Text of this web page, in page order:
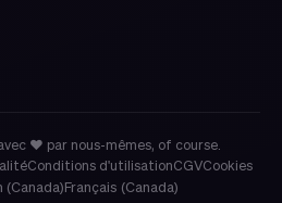
❤ par nous-mêmes, of course.
Conditions d'utilisationCGVCookies
(Canada)Français (Canada)